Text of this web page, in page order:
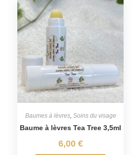
Baumes à lèvres, Soins du visage
Baume à lèvres Tea Tree 3,5ml
6,00 €